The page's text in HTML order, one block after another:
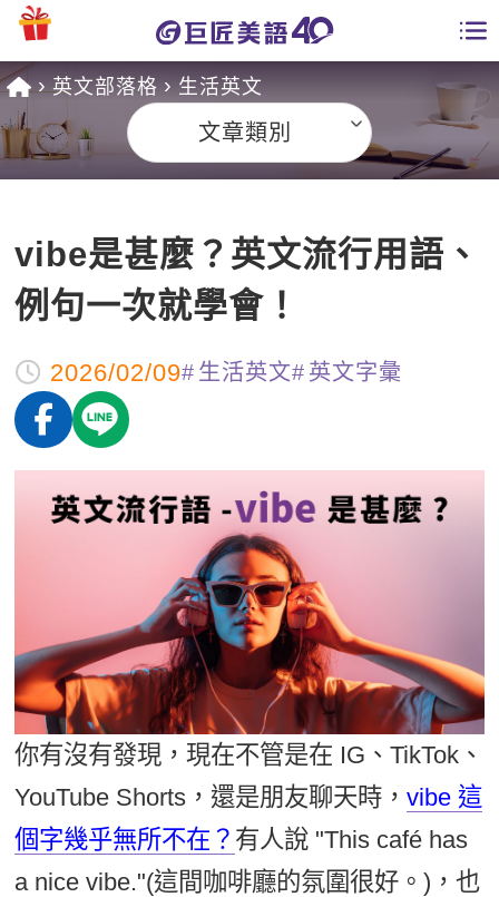
課程總覽
英文課程總表
英文會話
商用英文
英文檢定
IELTS 雅思課程
GEPT 全民英檢課程
TOEFL 托福課程
英文聽力養成
開口溜英文
旅遊英文
基礎字彙
英文文法技巧
英文寫作
英語俱樂部
ECAM
Let's Talk
日語
韓語
西班牙語
外語即時通
兒童美語
更多
一對一家教
企業訓練
點讀筆教材
數位學習教材
全國分校
英文部落格
影音學英文
師資團隊
學習分享
學員故事
活動花絮
學員專區
Recruiting
英文部落格 生活英文
文章類別
vibe是甚麼？英文流行用語、
例句一次就學會！
2026/02/09 生活英文 英文字彙
你有沒有發現，現在不管是在 IG、TikTok、
YouTube Shorts，還是朋友聊天時，vibe 這
個字幾乎無所不在？ 有人說 "This café has
a nice vibe."(這間咖啡廳的氛圍很好。)，也